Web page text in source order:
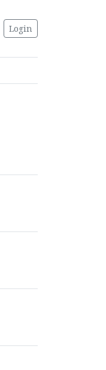
Login